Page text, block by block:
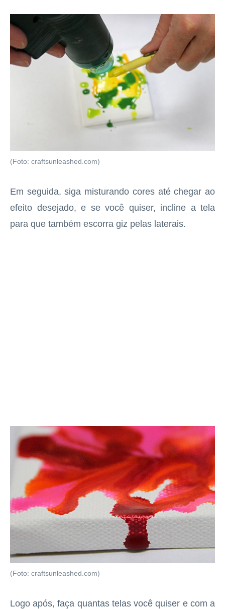
(Foto: craftsunleashed.com)
Em seguida, siga misturando cores até chegar ao
efeito desejado, e se você quiser, incline a tela
para que também escorra giz pelas laterais.
(Foto: craftsunleashed.com)
Logo após, faça quantas telas você quiser e com a